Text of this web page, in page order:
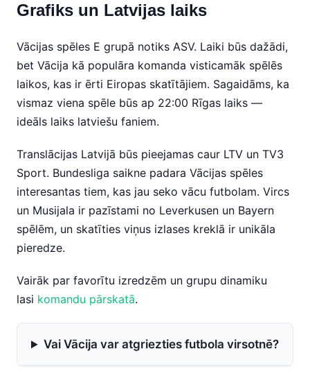
Grafiks un Latvijas laiks
Vācijas spēles E grupā notiks ASV. Laiki būs dažādi,
bet Vācija kā populāra komanda visticamāk spēlēs
laikos, kas ir ērti Eiropas skatītājiem. Sagaidāms, ka
vismaz viena spēle būs ap 22:00 Rīgas laiks —
ideāls laiks latviešu faniem.
Translācijas Latvijā būs pieejamas caur LTV un TV3
Sport. Bundesliga saikne padara Vācijas spēles
interesantas tiem, kas jau seko vācu futbolam. Vircs
un Musijala ir pazīstami no Leverkusen un Bayern
spēlēm, un skatīties viņus izlases kreklā ir unikāla
pieredze.
Vairāk par favorītu izredzēm un grupu dinamiku
lasi komandu pārskatā.
Vai Vācija var atgriezties futbola virsotnē?